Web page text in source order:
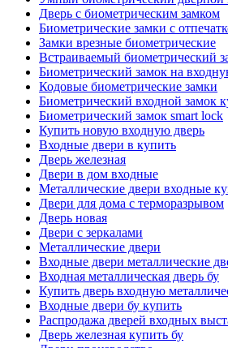
Дверь с биометрическим замком
Биометрические замки с
Замки врезные биометрические
Встраиваемый биометрический
Биометрический замок на
Кодовые биометрические замки
Биометрический входной замок
Биометрический замок smart lock
Купить новую входную дверь
Входные двери в купить
Дверь железная
Двери в дом входные
Металлические двери входные
Двери для дома с терморазрывом
Дверь новая
Двери с зеркалами
Металлические двери
Входные двери металлические
Входная металлическая дверь бу
Купить дверь входную
Входные двери бу купить
Распродажа дверей входных
Дверь железная купить бу